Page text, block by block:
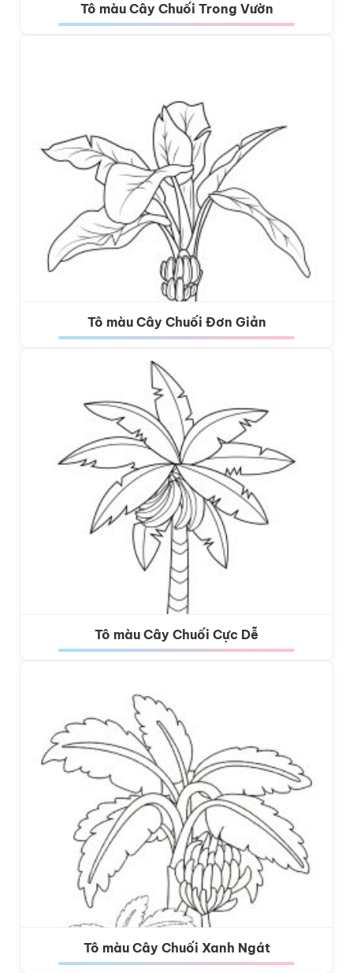
Tô màu Cây Chuối Trong Vườn
Tô màu Cây Chuối Đơn Giản
Tô màu Cây Chuối Cực Dễ
Tô màu Cây Chuối Xanh Ngát